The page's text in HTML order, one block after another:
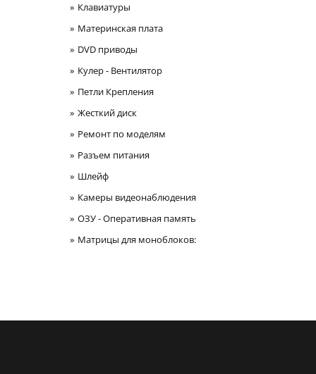
Клавиатуры
Материнская плата
DVD приводы
Кулер - Вентилятор
Петли Крепления
Жесткий диск
Ремонт по моделям
Разъем питания
Шлейф
Камеры видеонаблюдения
ОЗУ - Оперативная память
Матрицы для моноблоков: